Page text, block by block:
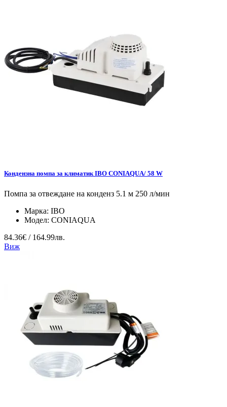
Кондензна помпа за климатик IBO CONIAQUA/ 58 W
Помпа за отвеждане на конденз 5.1 м 250 л/мин
Марка: IBO
Модел: CONIAQUA
84.36€ / 164.99лв.
Виж